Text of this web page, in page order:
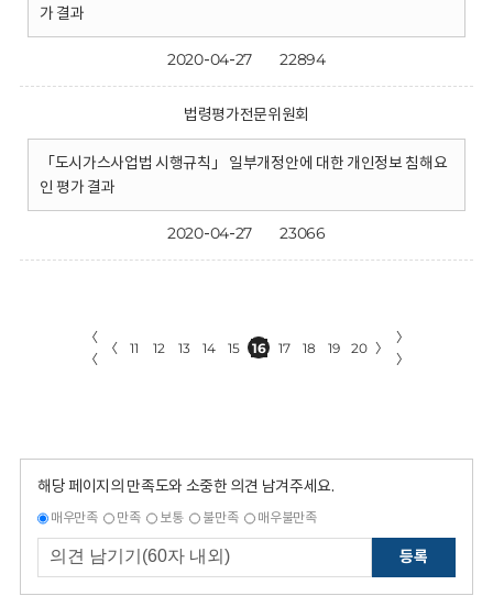
가 결과
2020-04-27 22894
법령평가전문위원회
「도시가스사업법 시행규칙」 일부개정안에 대한 개인정보 침해요
인 평가 결과
2020-04-27 23066
〈
〈
〈 11 12 13 14 15 16 17 18 19 20 〉
〉
〉
해당 페이지의 만족도와 소중한 의견 남겨주세요.
매우만족 만족 보통 불만족 매우불만족
등록